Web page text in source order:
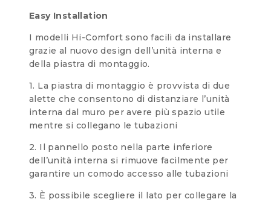
Easy Installation
I modelli Hi-Comfort sono facili da installare
grazie al nuovo design dell’unità interna e
della piastra di montaggio.
1. La piastra di montaggio è provvista di due
alette che consentono di distanziare l’unità
interna dal muro per avere più spazio utile
mentre si collegano le tubazioni
2. Il pannello posto nella parte inferiore
dell’unità interna si rimuove facilmente per
garantire un comodo accesso alle tubazioni
3. È possibile scegliere il lato per collegare la